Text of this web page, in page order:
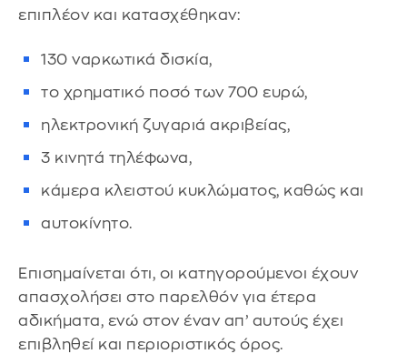
επιπλέον και κατασχέθηκαν:
130 ναρκωτικά δισκία,
το χρηματικό ποσό των 700 ευρώ,
ηλεκτρονική ζυγαριά ακριβείας,
3 κινητά τηλέφωνα,
κάμερα κλειστού κυκλώματος, καθώς και
αυτοκίνητο.
Επισημαίνεται ότι, οι κατηγορούμενοι έχουν
απασχολήσει στο παρελθόν για έτερα
αδικήματα, ενώ στον έναν απ’ αυτούς έχει
επιβληθεί και περιοριστικός όρος.